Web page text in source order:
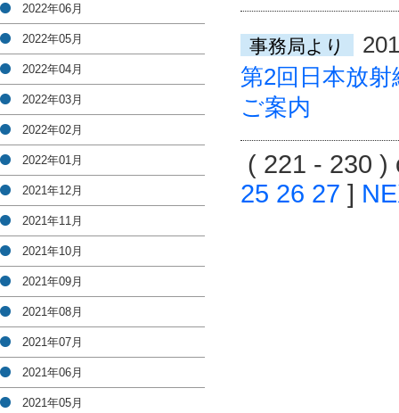
事務局より
第2回日本放
ご案内
( 221 - 230
25 26 27 ]
2022年06月
2022年05月
2022年04月
2022年03月
2022年02月
2022年01月
2021年12月
2021年11月
2021年10月
2021年09月
2021年08月
2021年07月
2021年06月
2021年05月